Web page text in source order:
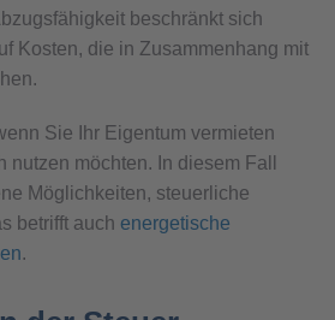
beschränkt sich
Kosten, die in Zusammenhang mit
Sie Ihr Eigentum vermieten
nutzen möchten. In diesem Fall
Möglichkeiten, steuerliche
betrifft auch energetische
.